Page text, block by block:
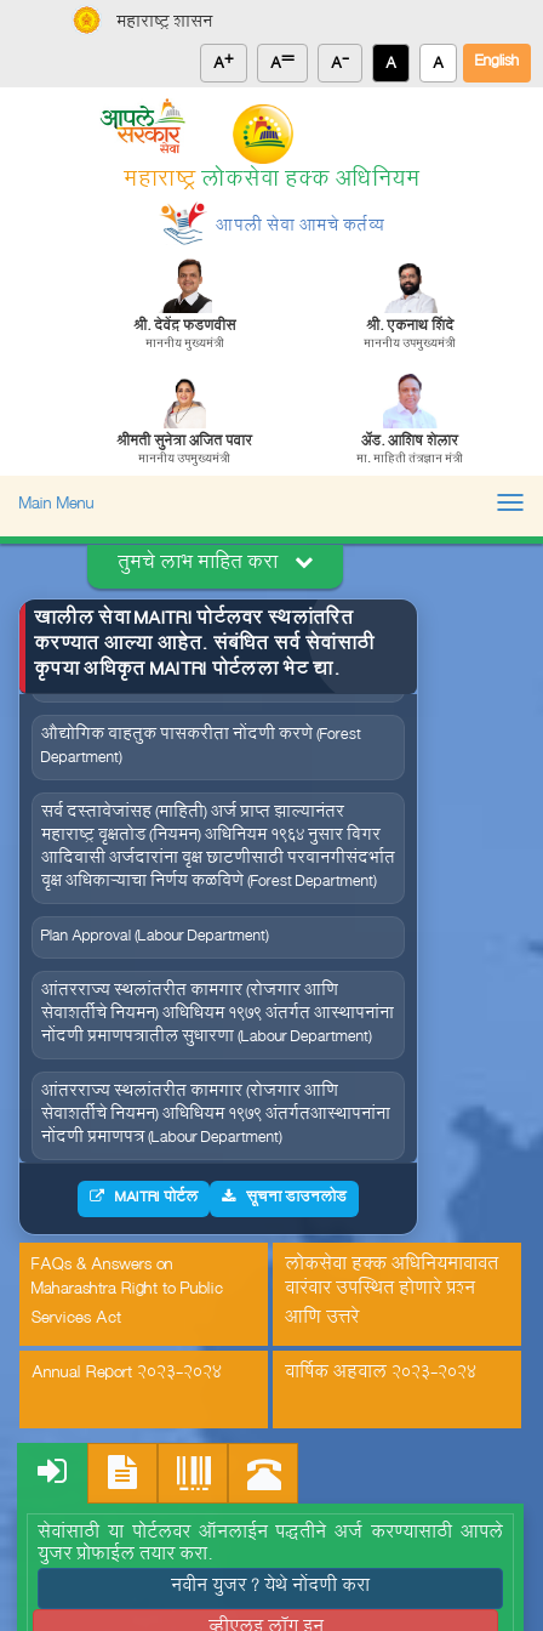
महाराष्ट्र शासन
A+ A= A- A A English
महाराष्ट्रलोकसेवा हक्क अधिनियम
आपली सेवा आमचे कर्तव्य
श्री. देवेंद्र फडणवीस
माननीय मुख्यमंत्री
श्री. एकनाथ शिंदे
माननीय उपमुख्यमंत्री
श्रीमती सुनेत्रा अजित पवार
माननीय उपमुख्यमंत्री
ॲड. आशिष शेलार
मा. माहिती तंत्रज्ञान मंत्री
Main Menu
जलद सेवा सेवा आपल्या दारात
सहज पोहोच सोपी शुल्कभरणा
वापरण्यास सोपे वेळेची बचत
तुमचे लाभ माहित करा
खालील सेवा MAITRI पोर्टलवर स्थलांतरित
करण्यात आल्या आहेत. संबंधित सर्व सेवांसाठी
कृपया अधिकृत MAITRI पोर्टलला भेट द्या.
जनित्र संचमांडणीचे नकाशे मंजूरी (Energy Department)
जनित्र संचमांडणीची ऊर्जापित परवानगी (Energy
Department)
जनित्र संचमांडणीची नोंदणी. (Energy Department)
वीज संचमांडणीचे निरीक्षण करणे. (Energy Department)
वीजसंचमांडणीचे नकाशा मंजुरी परवानगी देणे (Energy
Department)
औद्योगिक वाहतुक पासकरीता नोंदणी करणे (Forest
Department)
सर्व दस्तावेजांसह (माहिती) अर्ज प्राप्त झाल्यानंतर
महाराष्ट्र वृक्षतोड (नियमन) अधिनियम १९६४ नुसार बिगर
आदिवासी अर्जदारांना वृक्ष छाटणीसाठी परवानगीसंदर्भात
वृक्ष अधिकाऱ्याचा निर्णय कळविणे (Forest Department)
Plan Approval (Labour Department)
आंतरराज्य स्थलांतरीत कामगार (रोजगार आणि
सेवाशर्तीचे नियमन) अधिधियम १९७९ अंतर्गत आस्थापनांना
नोंदणी प्रमाणपत्रातील सुधारणा (Labour Department)
आंतरराज्य स्थलांतरीत कामगार (रोजगार आणि
सेवाशर्तीचे नियमन) अधिधियम १९७९ अंतर्गतआस्थापनांना
नोंदणी प्रमाणपत्र (Labour Department)
इमारत आणि इतर बांधकाम मजूर आस्थापनांची नोंदणी
(Labour Department)
कंत्राटी कामगार (नियमन व निर्मुलन) अधिनियम, 1970
अंतर्गत मुख्य मालक नोंदणी प्रमाणपत्रातील सुधारणा
(Labour Department)
कंत्राटी कामगार अनुज्ञप्ती (Labour Department)
कारखाना नूतनीकरण (Labour Department)
कारखाना नोंदणी (Labour Department)
दुकाने व संस्था नूतनीकरणाचा दाखला (Labour
Department)
MAITRI पोर्टल सूचना डाउनलोड
FAQs & Answers on
Maharashtra Right to Public
Services Act
लोकसेवा हक्क अधिनियमाबाबत
वारंवार उपस्थित होणारे प्रश्न
आणि उत्तरे
Annual Report 2023-2024
वार्षिक अहवाल 2023-2024
सेवांसाठी या पोर्टलवर ऑनलाईन पद्धतीने अर्ज करण्यासाठी आपले
युजर प्रोफाईल तयार करा.
नवीन युजर ? येथे नोंदणी करा